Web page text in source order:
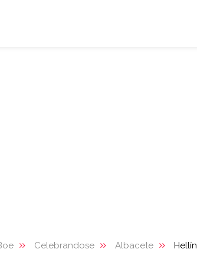
Celebrandose Albacete Hellín